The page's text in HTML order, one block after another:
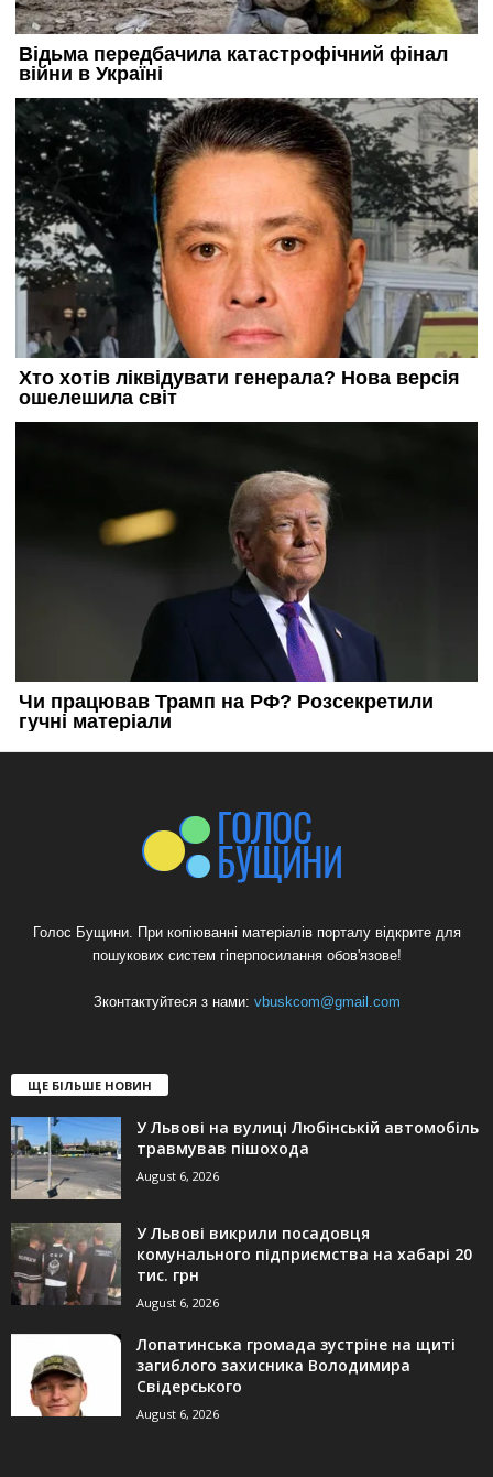
Голос Бущини. При копіюванні матеріалів порталу відкрите для
пошукових систем гіперпосилання обов'язове!
Зконтактуйтеся з нами: vbuskcom@gmail.com
ЩЕ БІЛЬШЕ НОВИН
У Львові на вулиці Любінській автомобіль
травмував пішохода
August 6, 2026
У Львові викрили посадовця
комунального підприємства на хабарі 20
тис. грн
August 6, 2026
Лопатинська громада зустріне на щиті
загиблого захисника Володимира
Свідерського
August 6, 2026